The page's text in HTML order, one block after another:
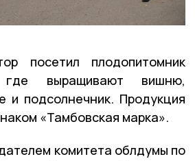
посетил плодопитомник
где выращивают вишню,
и подсолнечник. Продукция
«Тамбовская марка».
комитета облдумы по